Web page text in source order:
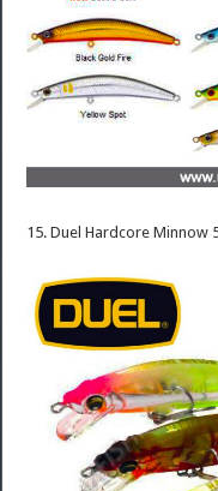
15. Duel Hardcore Minnow